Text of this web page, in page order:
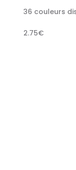
36 couleurs
2.75€